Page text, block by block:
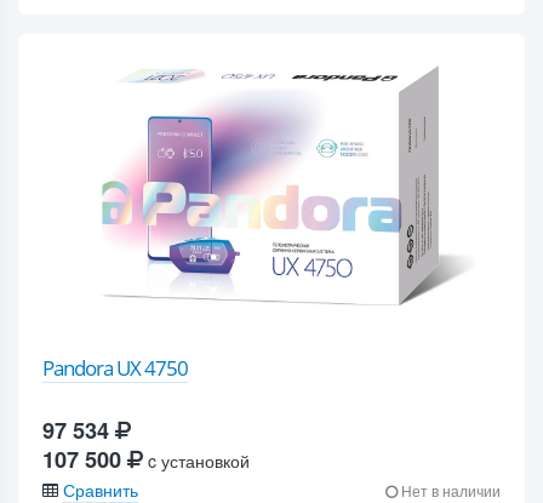
Pandora UX 4750
97 534
107 500
c установкой
Сравнить
Нет в наличии